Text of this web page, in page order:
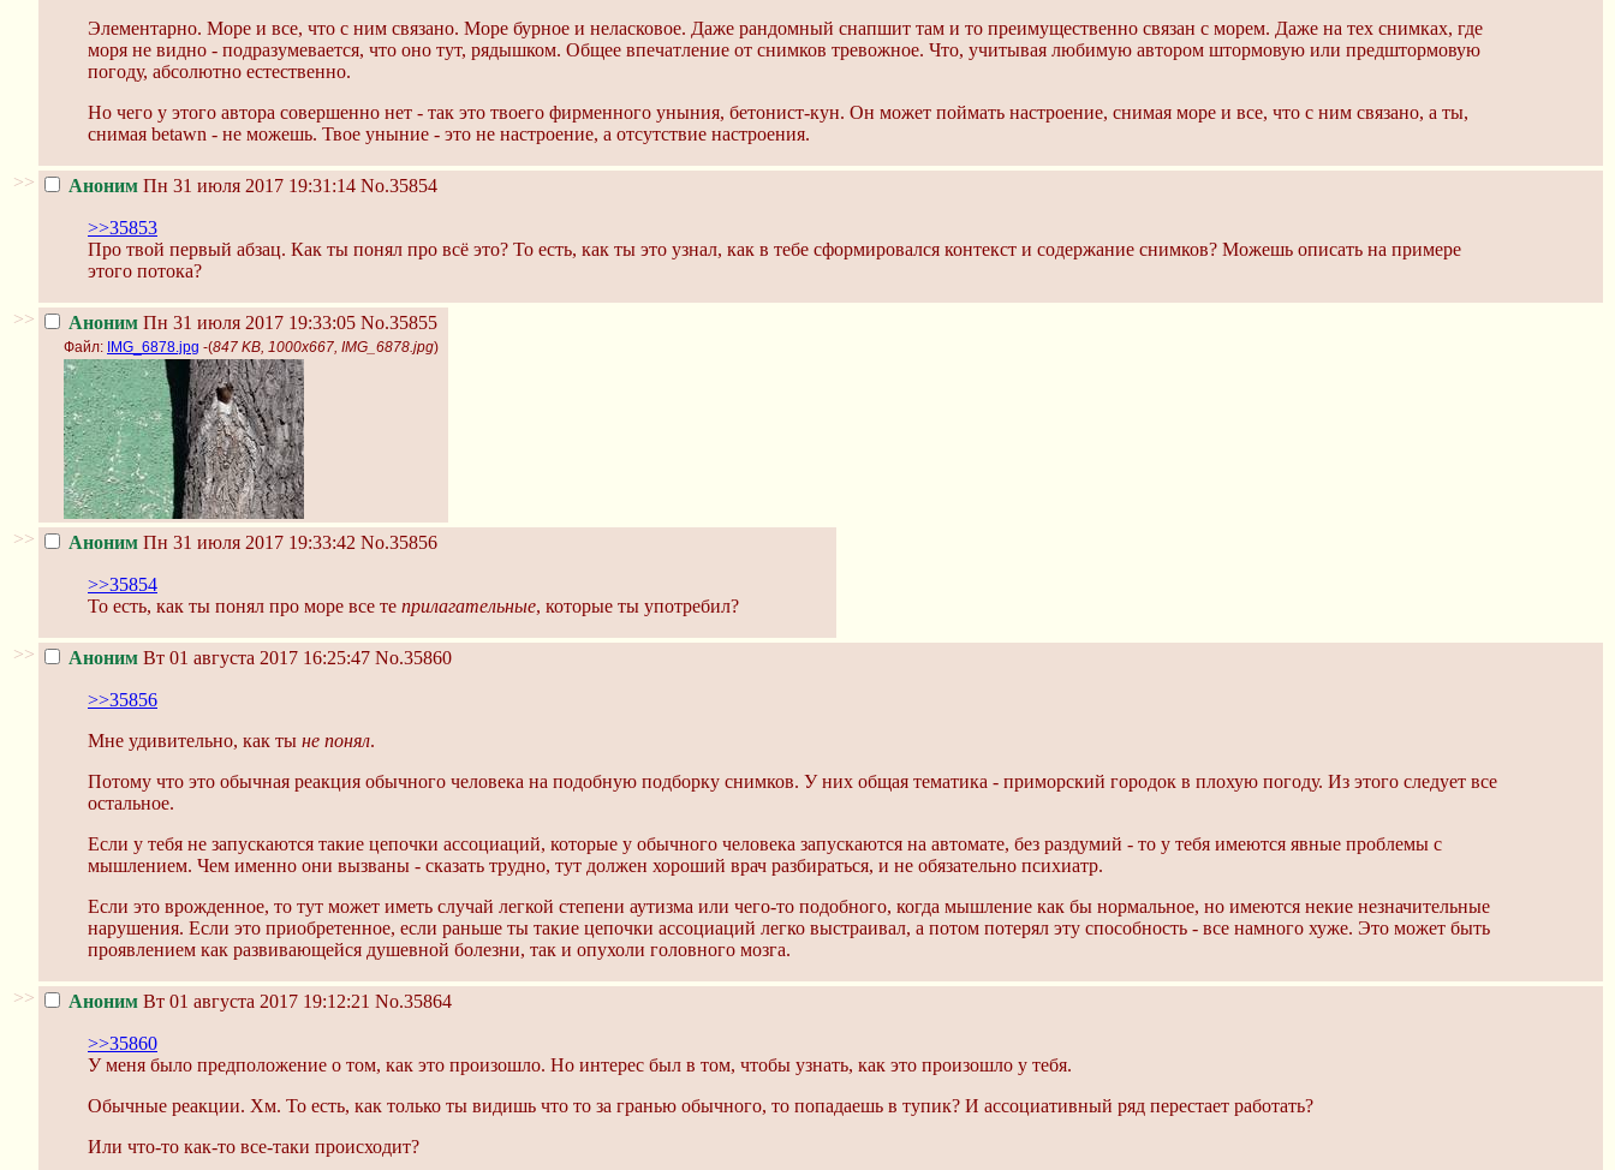
Элементарно. Море и все, что с ним связано. Море бурное и неласковое. Даже рандомный снапшит там и то преимущественно связан с морем. Даже на тех снимках, где
моря не видно - подразумевается, что оно тут, рядышком. Общее впечатление от снимков тревожное. Что, учитывая любимую автором штормовую или предштормовую
погоду, абсолютно естественно.
Но чего у этого автора совершенно нет - так это твоего фирменного уныния, бетонист-кун. Он может поймать настроение, снимая море и все, что с ним связано, а ты,
снимая betawn - не можешь. Твое уныние - это не настроение, а отсутствие настроения.
>> Аноним Пн 31 июля 2017 19:31:14 No.35854
>>35853
Про твой первый абзац. Как ты понял про всё это? То есть, как ты это узнал, как в тебе сформировался контекст и содержание снимков? Можешь описать на примере
этого потока?
>> Аноним Пн 31 июля 2017 19:33:05 No.35855
Файл: IMG_6878.jpg -(847 KB, 1000x667, IMG_6878.jpg)
>> Аноним Пн 31 июля 2017 19:33:42 No.35856
>>35854
То есть, как ты понял про море все те прилагательные, которые ты употребил?
>> Аноним Вт 01 августа 2017 16:25:47 No.35860
>>35856
Мне удивительно, как ты не понял.
Потому что это обычная реакция обычного человека на подобную подборку снимков. У них общая тематика - приморский городок в плохую погоду. Из этого следует все
остальное.
Если у тебя не запускаются такие цепочки ассоциаций, которые у обычного человека запускаются на автомате, без раздумий - то у тебя имеются явные проблемы с
мышлением. Чем именно они вызваны - сказать трудно, тут должен хороший врач разбираться, и не обязательно психиатр.
Если это врожденное, то тут может иметь случай легкой степени аутизма или чего-то подобного, когда мышление как бы нормальное, но имеются некие незначительные
нарушения. Если это приобретенное, если раньше ты такие цепочки ассоциаций легко выстраивал, а потом потерял эту способность - все намного хуже. Это может быть
проявлением как развивающейся душевной болезни, так и опухоли головного мозга.
>> Аноним Вт 01 августа 2017 19:12:21 No.35864
>>35860
У меня было предположение о том, как это произошло. Но интерес был в том, чтобы узнать, как это произошло у тебя.
Обычные реакции. Хм. То есть, как только ты видишь что то за гранью обычного, то попадаешь в тупик? И ассоциативный ряд перестает работать?
Или что-то как-то все-таки происходит?